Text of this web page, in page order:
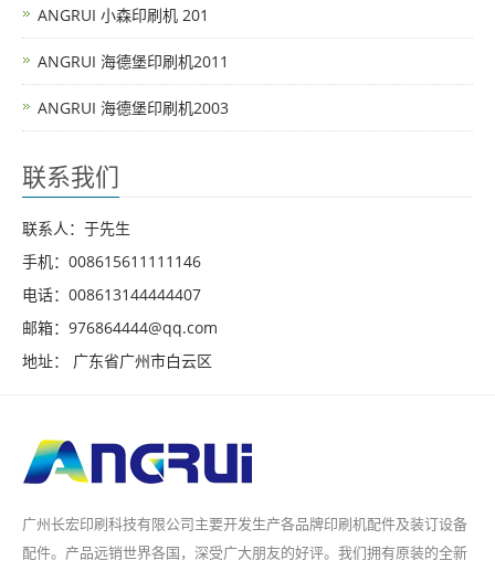
ANGRUI 小森印刷机 201
ANGRUI 海德堡印刷机2011
ANGRUI 海德堡印刷机2003
联系我们
联系人：于先生
手机：008615611111146
电话：008613144444407
邮箱：976864444@qq.com
地址： 广东省广州市白云区
广州长宏印刷科技有限公司主要开发生产各品牌印刷机配件及装订设备
配件。产品远销世界各国，深受广大朋友的好评。我们拥有原装的全新